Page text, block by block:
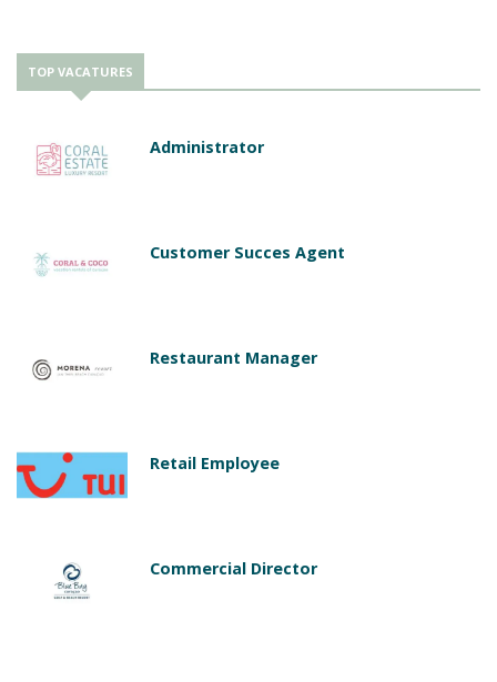
TOP VACATURES
Administrator
Customer Succes Agent
Restaurant Manager
Retail Employee
Commercial Director